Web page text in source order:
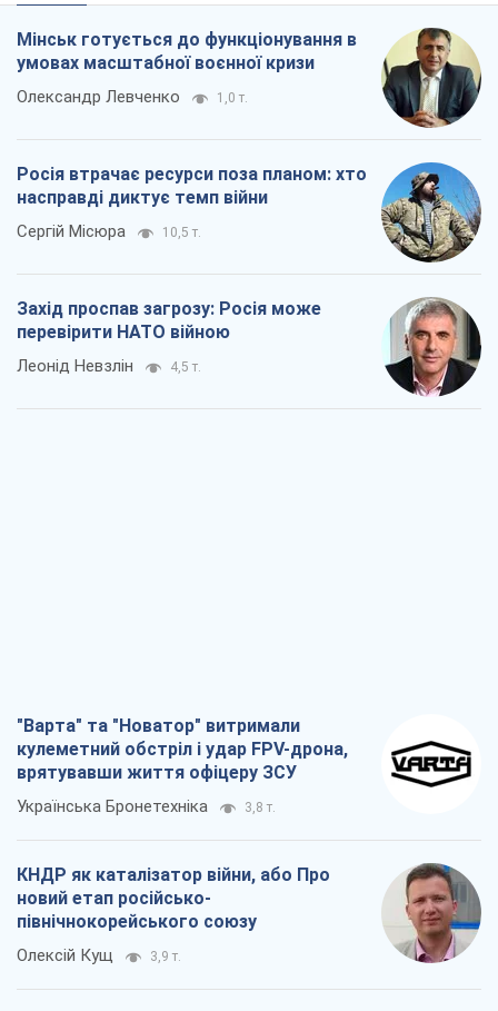
Мінськ готується до функціонування в
умовах масштабної воєнної кризи
Олександр Левченко 1,0 т.
Росія втрачає ресурси поза планом: хто
насправді диктує темп війни
Сергій Місюра 10,5 т.
Захід проспав загрозу: Росія може
перевірити НАТО війною
Леонід Невзлін 4,5 т.
"Варта" та "Новатор" витримали
кулеметний обстріл і удар FPV-дрона,
врятувавши життя офіцеру ЗСУ
Українська Бронетехніка 3,8 т.
КНДР як каталізатор війни, або Про
новий етап російсько-
північнокорейського союзу
Олексій Кущ 3,9 т.